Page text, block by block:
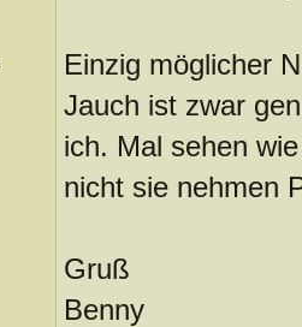
Einzig möglicher
Jauch ist zwar
ich. Mal sehen
nicht sie nehmen
Gruß
Benny